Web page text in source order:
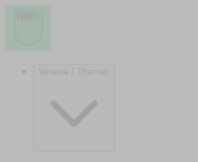
Vereine / Themen